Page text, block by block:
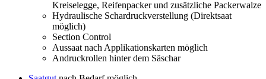
Kreiselegge, Reifenpacker und zusätzliche Packerwalze
Hydraulische Schardruckverstellung (Direktsaat
möglich)
Section Control
Aussaat nach Applikationskarten möglich
Andruckrollen hinter dem Säschar